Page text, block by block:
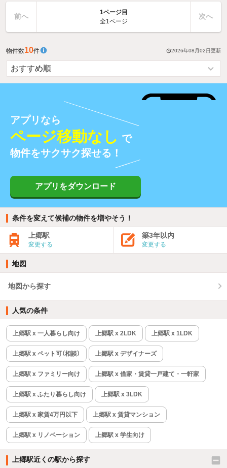
前へ
1ページ目
全1ページ
次へ
物件数10件 2026年08月02日更新
アプリなら
ページ移動なし で
物件をサクサク探せる！
アプリをダウンロード
条件を変えて候補の物件を増やそう！
上郷駅
変更する
築3年以内
変更する
地図
地図から探す
人気の条件
上郷駅 x 一人暮らし向け 上郷駅 x 2LDK 上郷駅 x 1LDK
上郷駅 x ペット可（相談） 上郷駅 x デザイナーズ
上郷駅 x ファミリー向け 上郷駅 x 借家・賃貸一戸建て・一軒家
上郷駅 x ふたり暮らし向け 上郷駅 x 3LDK
上郷駅 x 家賃4万円以下 上郷駅 x 賃貸マンション
上郷駅 x リノベーション 上郷駅 x 学生向け
上郷駅近くの駅から探す